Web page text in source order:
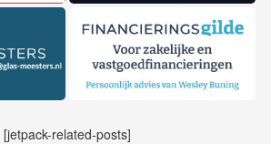
[jetpack-related-posts]